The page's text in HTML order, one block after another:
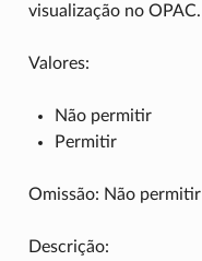
visualização no OPAC.
Valores:
Não permitir
Permitir
Omissão: Não permitir
Descrição: